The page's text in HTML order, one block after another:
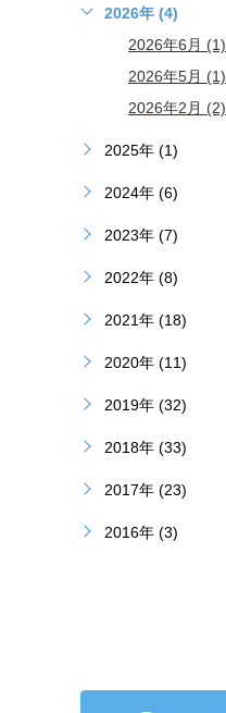
2026年 (4)
2026年6月 (1)
2026年5月 (1)
2026年2月 (2)
2025年 (1)
2024年 (6)
2023年 (7)
2022年 (8)
2021年 (18)
2020年 (11)
2019年 (32)
2018年 (33)
2017年 (23)
2016年 (3)